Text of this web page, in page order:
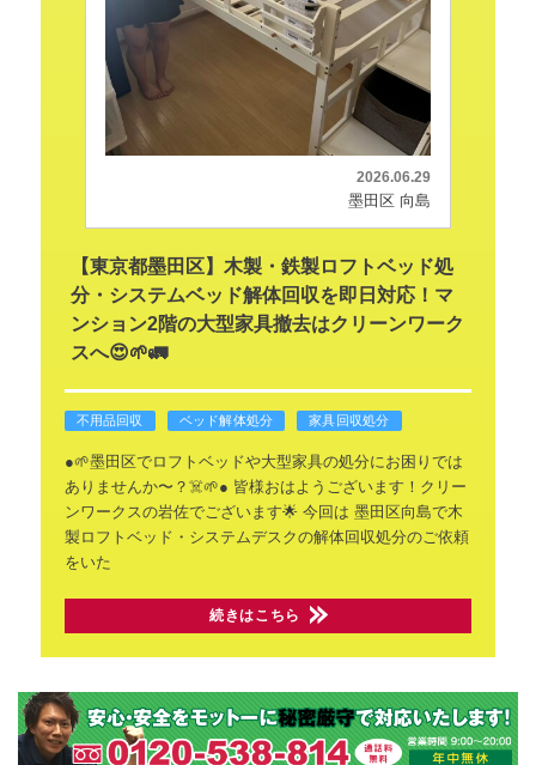
2026.06.29
墨田区 向島
【東京都墨田区】木製・鉄製ロフトベッド処
分・システムベッド解体回収を即日対応！マ
ンション2階の大型家具撤去はクリーンワーク
スへ😍🌱🚛
不用品回収 ベッド解体処分 家具回収処分
●🌱墨田区でロフトベッドや大型家具の処分にお困りでは
ありませんか〜？☠️🌱● 皆様おはようございます！クリー
ンワークスの岩佐でございます🌟 今回は 墨田区向島で木
製ロフトベッド・システムデスクの解体回収処分のご依頼
をいた
続きはこちら